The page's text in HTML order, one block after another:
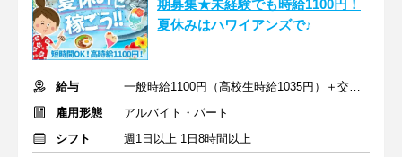
期募集★未経験でも時給1100円！
夏休みはハワイアンズで♪
給与
一般時給1100円（高校生時給1035円）＋交通費支給
雇用形態
アルバイト・パート
シフト
週1日以上 1日8時間以上